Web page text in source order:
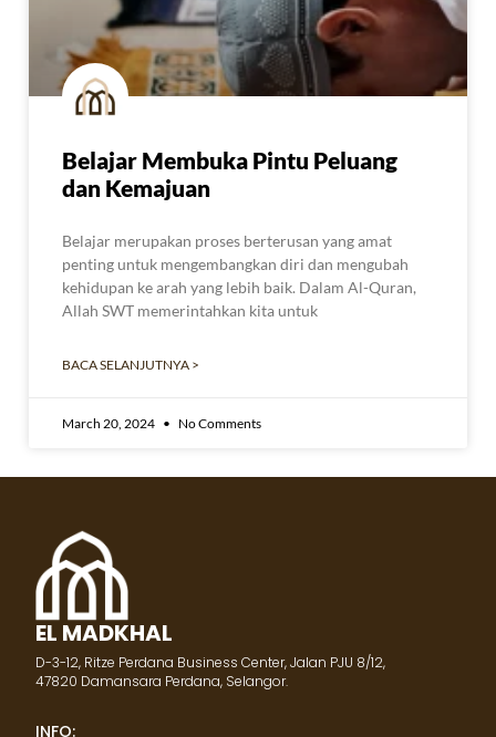
Belajar Membuka Pintu Peluang
dan Kemajuan
Belajar merupakan proses berterusan yang amat
penting untuk mengembangkan diri dan mengubah
kehidupan ke arah yang lebih baik. Dalam Al-Quran,
Allah SWT memerintahkan kita untuk
BACA SELANJUTNYA >
March 20, 2024 No Comments
EL MADKHAL
D-3-12, Ritze Perdana Business Center, Jalan PJU 8/12,
47820 Damansara Perdana, Selangor.
INFO: